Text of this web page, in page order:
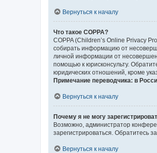
Вернуться к началу
Что такое COPPA?
COPPA (Children’s Online Privacy
собирать информацию от
личной информации от
помощью к юрисконсульту.
юридических отношений, кроме
Примечание переводчика: в
Вернуться к началу
Почему я не могу
Возможно, администратор
зарегистрироваться. Обратитесь
Вернуться к началу